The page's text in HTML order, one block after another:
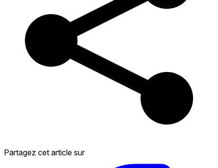
Partagez cet article sur